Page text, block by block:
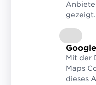
Stammdatenpool
„Auch unsere
zeichnen sich
starkes
Stammdaten
gezeigt.
Mit der
Maps
dieses